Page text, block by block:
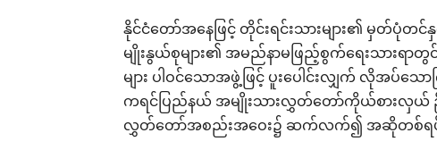
နိုင်ငံတော်အနေဖြင့် တိုင်းရင်းသားများ၏ မှတ်ပုံတင်
မျိုးနွယ်စုများ၏ အမည်နာမဖြည့်စွက်ရေးသားရာ
များ ပါဝင်သောအဖွဲ့ဖြင့် ပူးပေါင်းလျှက် လိုအပ်သ
ကရင်ပြည်နယ် အမျိုးသားလွှတ်တော်ကိုယ်စားလှယ် ဦ
လွှတ်တော်အစည်းအဝေး၌ ဆက်လက်၍ အဆိုတစ်